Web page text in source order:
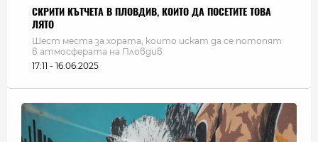
СКРИТИ КЪТЧЕТА В ПЛОВДИВ, КОИТО ДА ПОСЕТИТЕ ТОВА
ЛЯТО
Шест места за хората, които искат да се потопят
в атмосферата на Пловдив
17:11 - 16.06.2025